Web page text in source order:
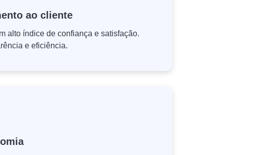
ao cliente
alto índice de confiança e satisfação.
e eficiência.